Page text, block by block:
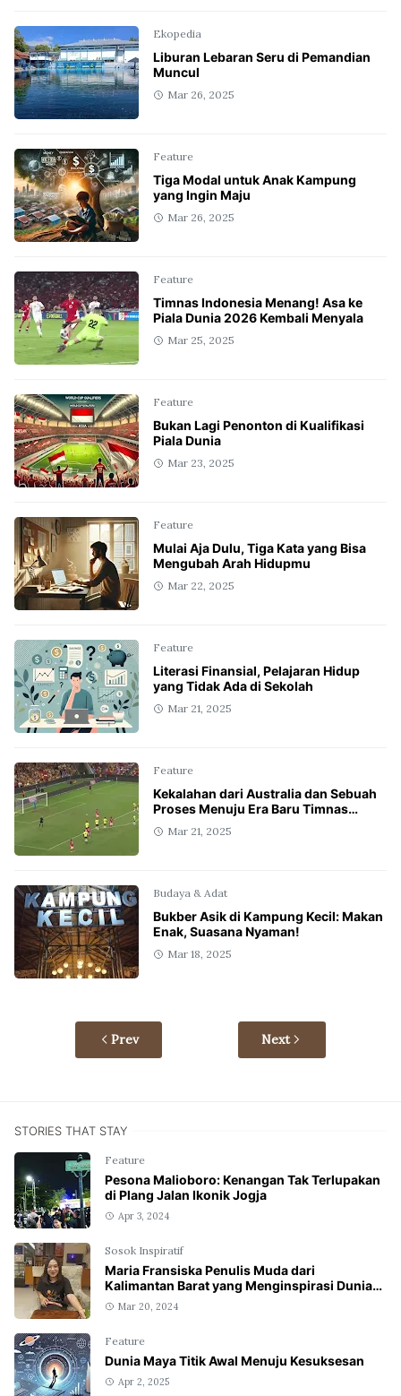
Ekopedia
Liburan Lebaran Seru di Pemandian
Muncul
Mar 26, 2025
Feature
Tiga Modal untuk Anak Kampung
yang Ingin Maju
Mar 26, 2025
Feature
Timnas Indonesia Menang! Asa ke
Piala Dunia 2026 Kembali Menyala
Mar 25, 2025
Feature
Bukan Lagi Penonton di Kualifikasi
Piala Dunia
Mar 23, 2025
Feature
Mulai Aja Dulu, Tiga Kata yang Bisa
Mengubah Arah Hidupmu
Mar 22, 2025
Feature
Literasi Finansial, Pelajaran Hidup
yang Tidak Ada di Sekolah
Mar 21, 2025
Feature
Kekalahan dari Australia dan Sebuah
Proses Menuju Era Baru Timnas
Indonesia
Mar 21, 2025
Budaya & Adat
Bukber Asik di Kampung Kecil: Makan
Enak, Suasana Nyaman!
Mar 18, 2025
Prev Next
STORIES THAT STAY
Feature
Pesona Malioboro: Kenangan Tak Terlupakan
di Plang Jalan Ikonik Jogja
Apr 3, 2024
Sosok Inspiratif
Maria Fransiska Penulis Muda dari
Kalimantan Barat yang Menginspirasi Dunia
Tulis Menulis
Mar 20, 2024
Feature
Dunia Maya Titik Awal Menuju Kesuksesan
Apr 2, 2025